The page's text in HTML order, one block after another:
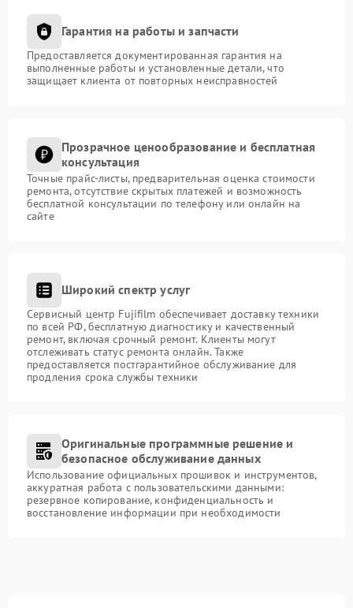
Гарантия на работы и запчасти
Предоставляется документированная гарантия на
выполненные работы и установленные детали, что
защищает клиента от повторных неисправностей
Прозрачное ценообразование и бесплатная
консультация
Точные прайс-листы, предварительная оценка стоимости
ремонта, отсутствие скрытых платежей и возможность
бесплатной консультации по телефону или онлайн на
сайте
Широкий спектр услуг
Сервисный центр Fujifilm обеспечивает доставку техники
по всей РФ, бесплатную диагностику и качественный
ремонт, включая срочный ремонт. Клиенты могут
отслеживать статус ремонта онлайн. Также
предоставляется постгарантийное обслуживание для
продления срока службы техники
Оригинальные программные решение и
безопасное обслуживание данных
Использование официальных прошивок и инструментов,
аккуратная работа с пользовательскими данными:
резервное копирование, конфиденциальность и
восстановление информации при необходимости